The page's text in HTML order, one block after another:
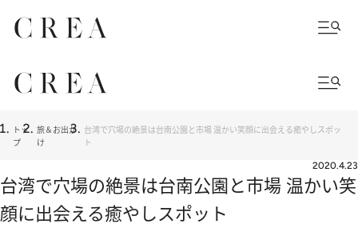
トッ
プ
旅＆お出か
け
台湾で穴場の絶景は台南公園と市場 温かい笑顔に出会える癒やしスポッ
ト
2020.4.23
台湾で穴場の絶景は台南公園と市場 温かい笑
顔に出会える癒やしスポット